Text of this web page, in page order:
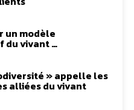
un modèle
du vivant …
» appelle les
alliées du vivant